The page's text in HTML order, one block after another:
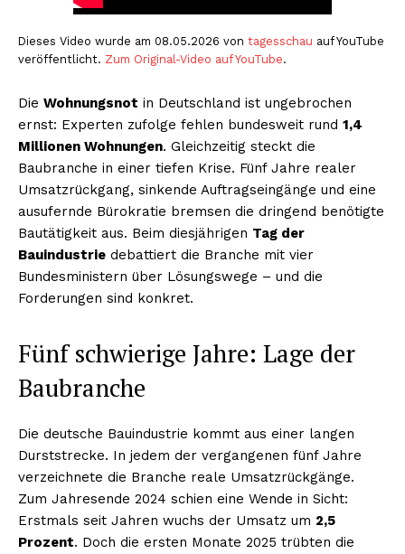
Dieses Video wurde am 08.05.2026 von tagesschau auf YouTube
veröffentlicht. Zum Original-Video auf YouTube.
Die Wohnungsnot in Deutschland ist ungebrochen
ernst: Experten zufolge fehlen bundesweit rund 1,4
Millionen Wohnungen. Gleichzeitig steckt die
Baubranche in einer tiefen Krise. Fünf Jahre realer
Umsatzrückgang, sinkende Auftragseingänge und eine
ausufernde Bürokratie bremsen die dringend benötigte
Bautätigkeit aus. Beim diesjährigen Tag der
Bauindustrie debattiert die Branche mit vier
Bundesministern über Lösungswege – und die
Forderungen sind konkret.
Fünf schwierige Jahre: Lage der
Baubranche
Die deutsche Bauindustrie kommt aus einer langen
Durststrecke. In jedem der vergangenen fünf Jahre
verzeichnete die Branche reale Umsatzrückgänge.
Zum Jahresende 2024 schien eine Wende in Sicht:
Erstmals seit Jahren wuchs der Umsatz um 2,5
Prozent. Doch die ersten Monate 2025 trübten die